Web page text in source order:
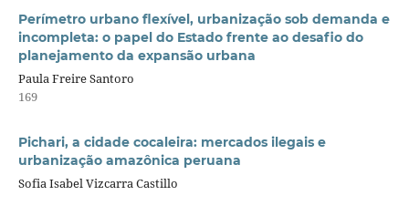
Perímetro urbano flexível, urbanização sob demanda e
incompleta: o papel do Estado frente ao desafio do
planejamento da expansão urbana
Paula Freire Santoro
169
Pichari, a cidade cocaleira: mercados ilegais e
urbanização amazônica peruana
Sofia Isabel Vizcarra Castillo